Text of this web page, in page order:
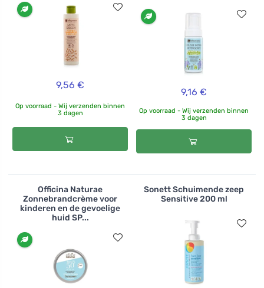
9,56 €
Op voorraad - Wij verzenden binnen
3 dagen
9,16 €
Op voorraad - Wij verzenden binnen
3 dagen
Officina Naturae
Zonnebrandcrème voor
kinderen en de gevoelige
huid SP...
Sonett Schuimende zeep
Sensitive 200 ml